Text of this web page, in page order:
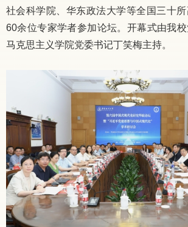
社会科学院、华东政法大学等全国三十
60余位专家学者参加论坛。开幕式由我校
马克思主义学院党委书记丁笑梅主持。